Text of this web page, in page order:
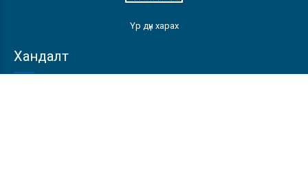
Үр дүн харах
Хандалт